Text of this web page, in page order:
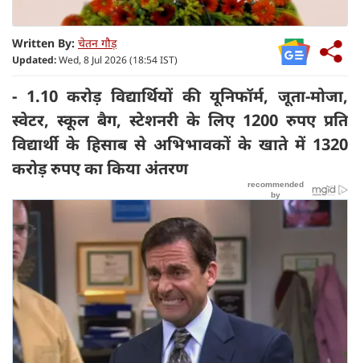
Written By: चेतन गौड़
Updated:Wed, 8 Jul 2026 (18:54 IST)
- 1.10 करोड़ विद्यार्थियों की यूनिफॉर्म, जूता-मोजा,
स्वेटर, स्कूल बैग, स्टेशनरी के लिए 1200 रुपए प्रति
विद्यार्थी के हिसाब से अभिभावकों के खाते में 1320
करोड़ रुपए का किया अंतरण